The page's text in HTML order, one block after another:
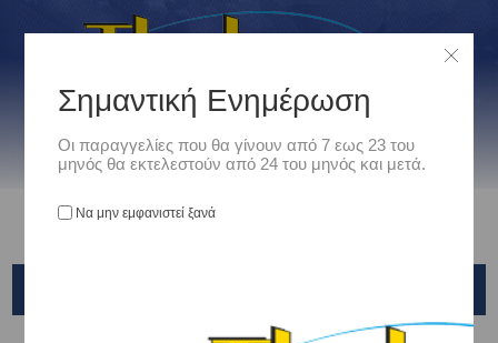
Σημαντική Ενημέρωση
Οι παραγγελίες που θα γίνουν από 7 εως 23 του
μηνός θα εκτελεστούν από 24 του μηνός και μετά.
Να μην εμφανιστεί ξανά